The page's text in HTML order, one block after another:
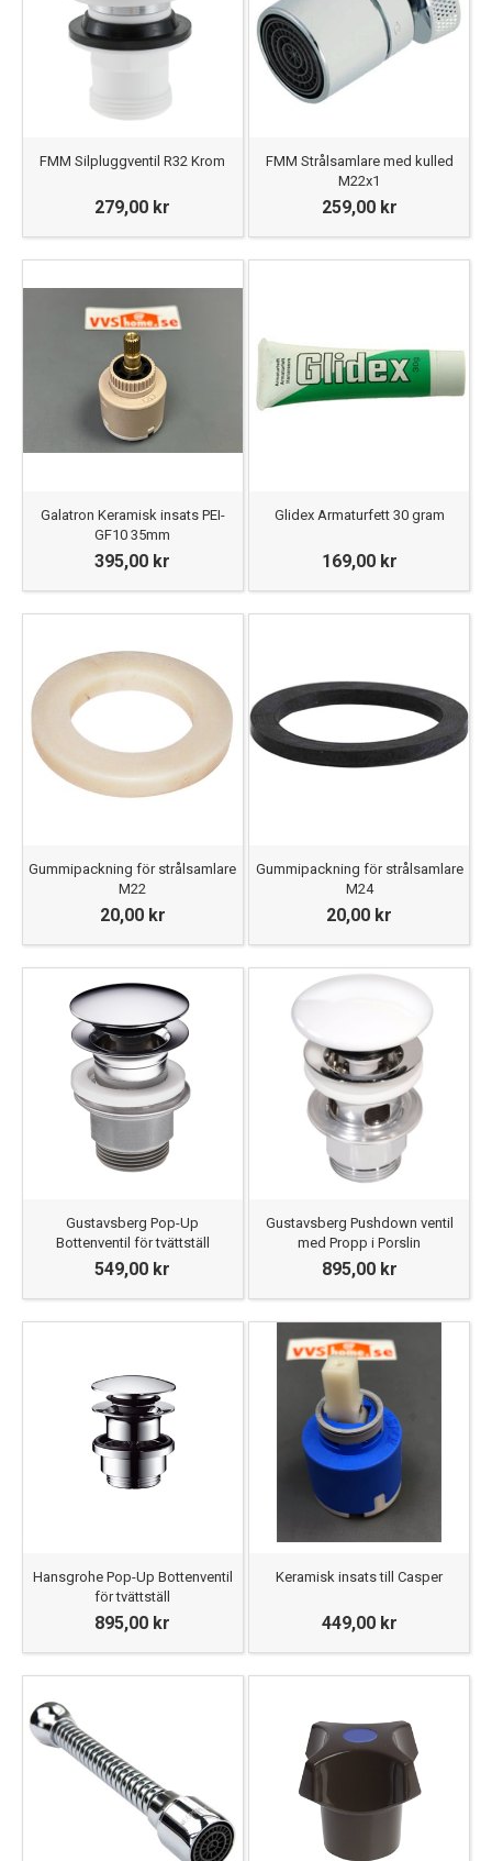
FMM Silpluggventil R32 Krom
279,00 kr
FMM Strålsamlare med kulled
M22x1
259,00 kr
Galatron Keramisk insats PEI-
GF10 35mm
395,00 kr
Glidex Armaturfett 30 gram
169,00 kr
Gummipackning för strålsamlare
M22
20,00 kr
Gummipackning för strålsamlare
M24
20,00 kr
Gustavsberg Pop-Up
Bottenventil för tvättställ
549,00 kr
Gustavsberg Pushdown ventil
med Propp i Porslin
895,00 kr
Hansgrohe Pop-Up Bottenventil
för tvättställ
895,00 kr
Keramisk insats till Casper
449,00 kr